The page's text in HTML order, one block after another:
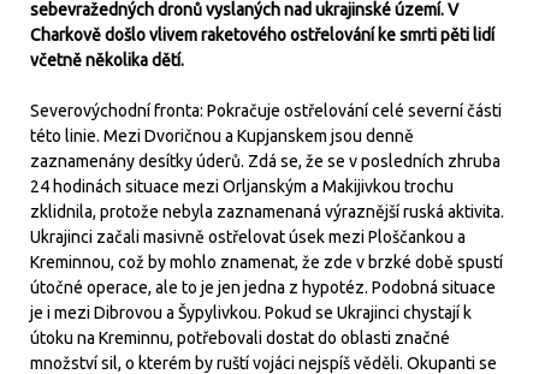
sebevražedných dronů vyslaných nad ukrajinské území. V
Charkově došlo vlivem raketového ostřelování ke smrti pěti lidí
včetně několika dětí.
Severovýchodní fronta: Pokračuje ostřelování celé severní části
této linie. Mezi Dvoričnou a Kupjanskem jsou denně
zaznamenány desítky úderů. Zdá se, že se v posledních zhruba
24 hodinách situace mezi Orljanským a Makijivkou trochu
zklidnila, protože nebyla zaznamenaná výraznější ruská aktivita.
Ukrajinci začali masivně ostřelovat úsek mezi Ploščankou a
Kreminnou, což by mohlo znamenat, že zde v brzké době spustí
útočné operace, ale to je jen jedna z hypotéz. Podobná situace
je i mezi Dibrovou a Šypylivkou. Pokud se Ukrajinci chystají k
útoku na Kreminnu, potřebovali dostat do oblasti značné
množství sil, o kterém by ruští vojáci nejspíš věděli. Okupanti se